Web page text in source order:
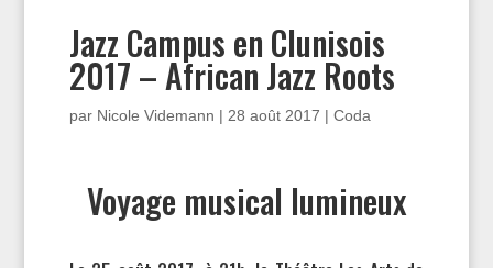
Jazz Campus en Clunisois
2017 – African Jazz Roots
par Nicole Videmann | 28 août 2017 | Coda
Voyage musical lumineux